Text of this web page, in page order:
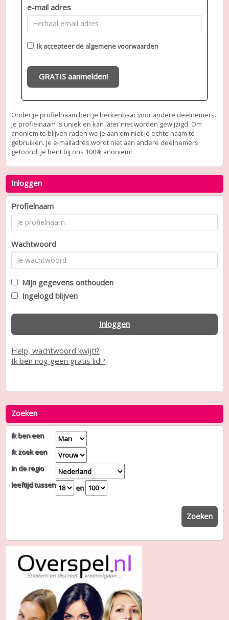
e-mail adres
Ik accepteer de algemene voorwaarden
GRATIS aanmelden!
Onder je profielnaam ben je herkenbaar voor andere deelnemers.
Je profielnaam is uniek en kan later niet worden gewijzigd. Om
anoniem te blijven raden we je aan om niet je echte naam te
gebruiken. Je e-mailadres wordt niet aan andere deelnemers
getoond! Je bent bij ons 100% anoniem!
Inloggen
Profielnaam
Wachtwoord
Mijn gegevens onthouden
Ingelogd blijven
Inloggen
Help, wachtwoord kwijt!?
Ik ben nog geen gratis lid!?
Zoeken
Ik ben een
Ik zoek een
In de regio
leeftijd tussen
en
Zoeken